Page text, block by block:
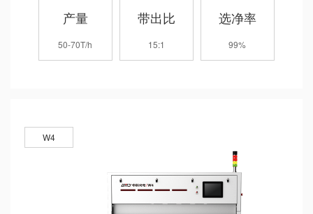
产量
50-70T/h
带出比
15:1
选净率
99%
W4